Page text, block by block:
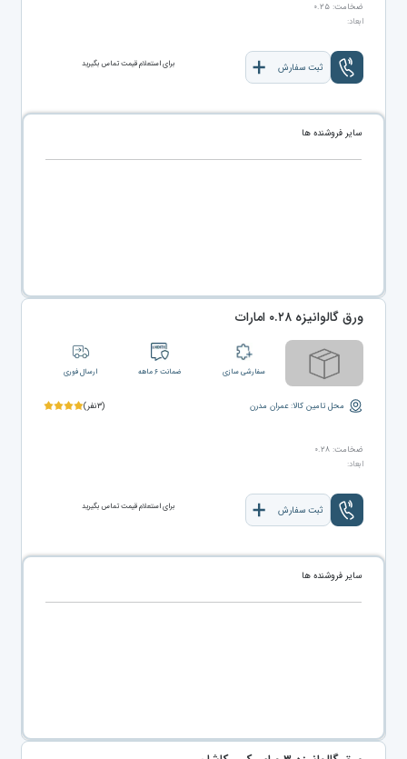
ضخامت: ۰.۲۵
ابعاد:
ثبت سفارش برای استعلام قیمت تماس بگیرید
سایر فروشنده ها
ورق گالوانیزه ۰.۲۸ امارات
سفارشی سازی ضمانت ۶ ماهه ارسال فوری
محل تامین کالا: عمران مدرن (۳نفر)
ضخامت: ۰.۲۸
ابعاد:
ثبت سفارش برای استعلام قیمت تماس بگیرید
سایر فروشنده ها